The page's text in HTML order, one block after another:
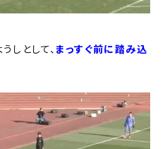
しとして、 まっすぐ前に踏み込